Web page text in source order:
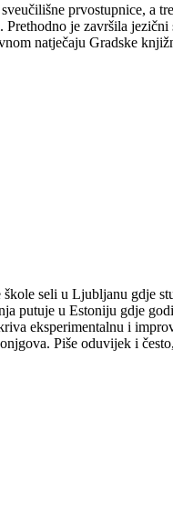
prvostupnice, a
je završila
natječaju Gradske
seli u Ljubljanu gdje
putuje u Estoniju gdje
eksperimentalnu i
Piše oduvijek i